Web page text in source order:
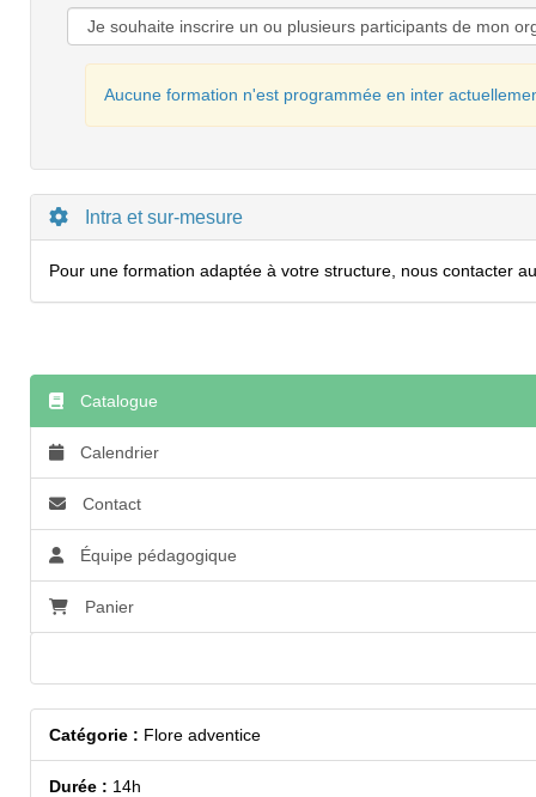
Aucune formation n'est programmée en inter
Intra et sur-mesure
Pour une formation adaptée à votre structure, nous contacter
Catalogue
Calendrier
Contact
Équipe pédagogique
Panier
Catégorie : Flore adventice
Durée : 14h